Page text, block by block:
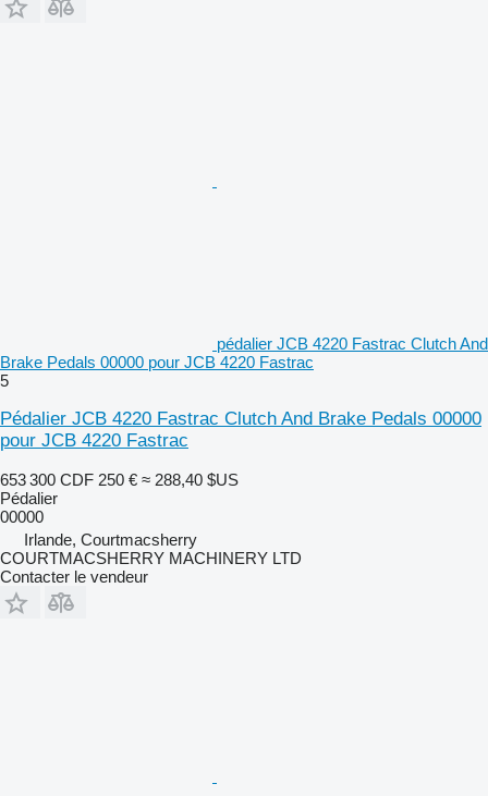
pédalier JCB 4220 Fastrac Clutch And
Brake Pedals 00000 pour JCB 4220 Fastrac
5
Pédalier JCB 4220 Fastrac Clutch And Brake Pedals 00000
pour JCB 4220 Fastrac
653 300 CDF 250 € ≈ 288,40 $US
Pédalier
00000
Irlande, Courtmacsherry
COURTMACSHERRY MACHINERY LTD
Contacter le vendeur